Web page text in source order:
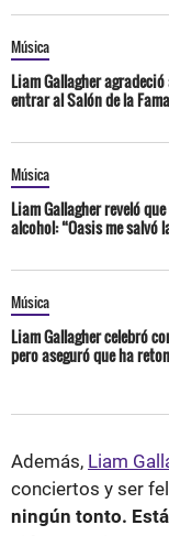
Música
Liam Gallagher
entrar al Salón de la
Música
Liam Gallagher reveló
alcohol: “Oasis me salvó
Música
Liam Gallagher celebró
pero aseguró que ha
Además, Liam
conciertos y ser
ningún tonto.